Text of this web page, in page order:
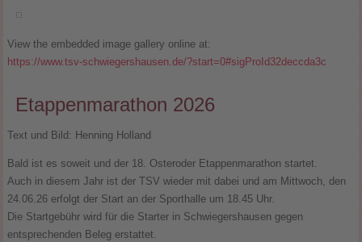
View the embedded image gallery online at:
https://www.tsv-schwiegershausen.de/?start=0#sigProId32deccda3c
Etappenmarathon 2026
Text und Bild: Henning Holland
Bald ist es soweit und der 18. Osteroder Etappenmarathon startet.
Auch in diesem Jahr ist der TSV wieder mit dabei und am Mittwoch, den
24.06.26 erfolgt der Start an der Sporthalle um 18.45 Uhr.
Die Startgebühr wird für die Starter in Schwiegershausen gegen
entsprechenden Beleg erstattet.